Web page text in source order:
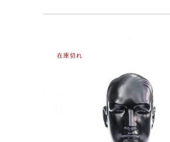
在庫切れ